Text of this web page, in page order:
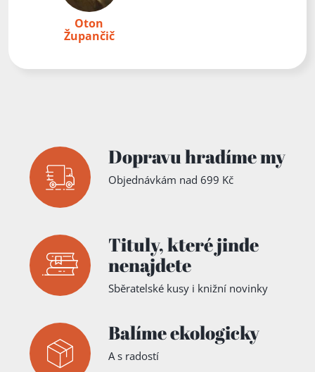
Oton
Župančič
Dopravu hradíme my
Objednávkám nad 699 Kč
Tituly,které jinde
nenajdete
Sběratelské kusy i knižní novinky
Balíme ekologicky
A s radostí